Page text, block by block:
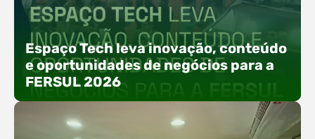
Com o objetivo de impulsionar a produtividade, a
presença digital e a gestão nas empresas do
Alto Vale, o Núcleo de Tecnologia da Informação
(NIAVI), Polo ACATE-ACIRS, realiza a edição
2026 do Workshop NIAVI. O evento foi
em três encontros práticos ao longo dos meses
de setembro e outubro,…
Espaço Tech leva inovação, conteúdo
e oportunidades de negócios para a
FERSUL 2026